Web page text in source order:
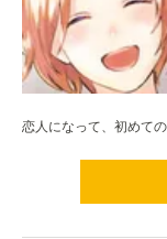
恋人になって、初めて